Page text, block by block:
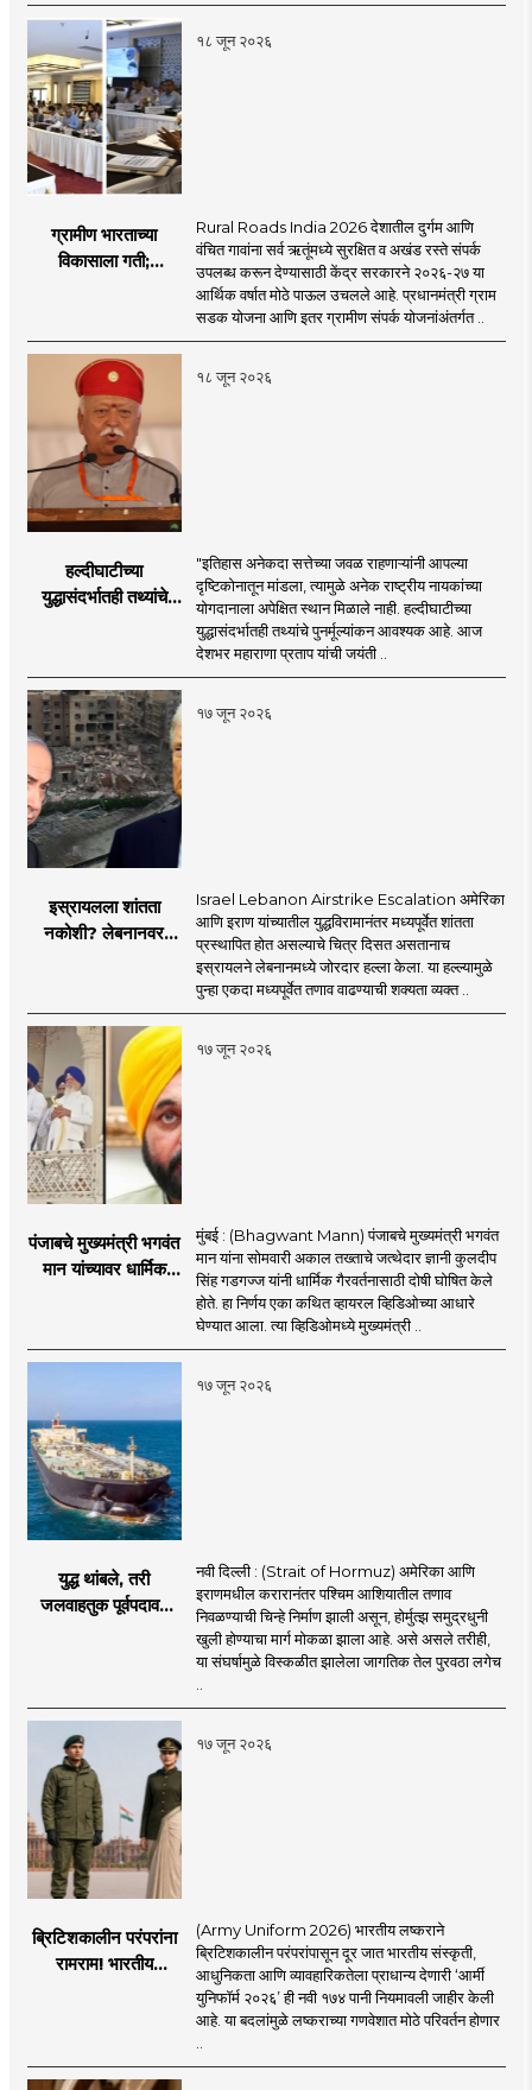
१८ जून २०२६
ग्रामीण भारताच्या
विकासाला गती;
लक्ष्य!
Rural Roads India 2026 देशातील दुर्गम आणि
वंचित गावांना सर्व ऋतूंमध्ये सुरक्षित व अखंड रस्ते संपर्क
उपलब्ध करून देण्यासाठी केंद्र सरकारने २०२६-२७ या
आर्थिक वर्षात मोठे पाऊल उचलले आहे. प्रधानमंत्री ग्राम
सडक योजना आणि इतर ग्रामीण संपर्क योजनांअंतर्गत ..
१८ जून २०२६
हल्दीघाटीच्या
युद्धासंदर्भातही तथ्यांचे
मोहनजी भागवत
"इतिहास अनेकदा सत्तेच्या जवळ राहणाऱ्यांनी आपल्या
दृष्टिकोनातून मांडला, त्यामुळे अनेक राष्ट्रीय नायकांच्या
योगदानाला अपेक्षित स्थान मिळाले नाही. हल्दीघाटीच्या
युद्धासंदर्भातही तथ्यांचे पुनर्मूल्यांकन आवश्यक आहे. आज
देशभर महाराणा प्रताप यांची जयंती ..
१७ जून २०२६
इस्रायलला शांतता
नकोशी? लेबनानवर
इराण-अमेरिकेत आरोप-
प्रत्यारोप
Israel Lebanon Airstrike Escalation अमेरिका
आणि इराण यांच्यातील युद्धविरामानंतर मध्यपूर्वेत शांतता
प्रस्थापित होत असल्याचे चित्र दिसत असतानाच
इस्रायलने लेबनानमध्ये जोरदार हल्ला केला. या हल्ल्यामुळे
पुन्हा एकदा मध्यपूर्वेत तणाव वाढण्याची शक्यता व्यक्त ..
१७ जून २०२६
पंजाबचे मुख्यमंत्री भगवंत
मान यांच्यावर धार्मिक
खळबळ
मुंबई : (Bhagwant Mann) पंजाबचे मुख्यमंत्री भगवंत
मान यांना सोमवारी अकाल तख्ताचे जत्थेदार ज्ञानी कुलदीप
सिंह गडगज्ज यांनी धार्मिक गैरवर्तनासाठी दोषी घोषित केले
होते. हा निर्णय एका कथित व्हायरल व्हिडिओच्या आधारे
घेण्यात आला. त्या व्हिडिओमध्ये मुख्यमंत्री ..
१७ जून २०२६
युद्ध थांबले, तरी
जलवाहतुक पूर्वपदावर
चिंता.
नवी दिल्ली : (Strait of Hormuz) अमेरिका आणि
इराणमधील करारानंतर पश्चिम आशियातील तणाव
निवळण्याची चिन्हे निर्माण झाली असून, होर्मुत्झ समुद्रधुनी
खुली होण्याचा मार्ग मोकळा झाला आहे. असे असले तरीही,
या संघर्षामुळे विस्कळीत झालेला जागतिक तेल पुरवठा लगेच
१७ जून २०२६
ब्रिटिशकालीन परंपरांना
रामराम! भारतीय
(Army Uniform 2026) भारतीय लष्कराने
ब्रिटिशकालीन परंपरांपासून दूर जात भारतीय संस्कृती,
आधुनिकता आणि व्यावहारिकतेला प्राधान्य देणारी ‘आर्मी
युनिफॉर्म २०२६’ ही नवी १७४ पानी नियमावली जाहीर केली
आहे. या बदलांमुळे लष्कराच्या गणवेशात मोठे परिवर्तन होणार